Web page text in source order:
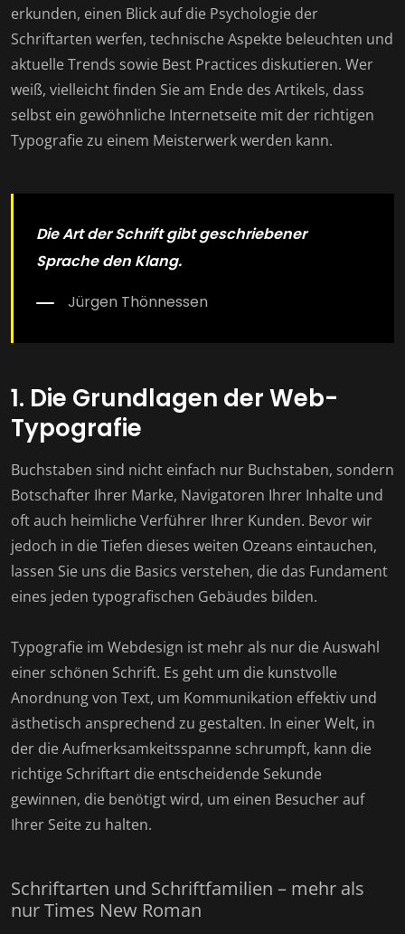
erkunden, einen Blick auf die Psychologie der
Schriftarten werfen, technische Aspekte beleuchten und
aktuelle Trends sowie Best Practices diskutieren. Wer
weiß, vielleicht finden Sie am Ende des Artikels, dass
selbst ein gewöhnliche Internetseite mit der richtigen
Typografie zu einem Meisterwerk werden kann.
Die Art der Schrift gibt geschriebener
Sprache den Klang.
Jürgen Thönnessen
1. Die Grundlagen der Web-
Typografie
Buchstaben sind nicht einfach nur Buchstaben, sondern
Botschafter Ihrer Marke, Navigatoren Ihrer Inhalte und
oft auch heimliche Verführer Ihrer Kunden. Bevor wir
jedoch in die Tiefen dieses weiten Ozeans eintauchen,
lassen Sie uns die Basics verstehen, die das Fundament
eines jeden typografischen Gebäudes bilden.
Typografie im Webdesign ist mehr als nur die Auswahl
einer schönen Schrift. Es geht um die kunstvolle
Anordnung von Text, um Kommunikation effektiv und
ästhetisch ansprechend zu gestalten. In einer Welt, in
der die Aufmerksamkeitsspanne schrumpft, kann die
richtige Schriftart die entscheidende Sekunde
gewinnen, die benötigt wird, um einen Besucher auf
Ihrer Seite zu halten.
Schriftarten und Schriftfamilien – mehr als
nur Times New Roman